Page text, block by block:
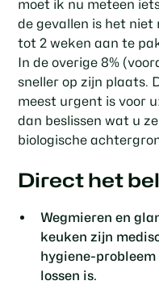
moet ik nu meteen
de gevallen is het niet
tot 2 weken aan te
In de overige 8%
sneller op zijn plaats.
meest urgent is voor
dan beslissen wat u
biologische
Direct het
Wegmieren en
keuken zijn
hygiene-
lossen is.